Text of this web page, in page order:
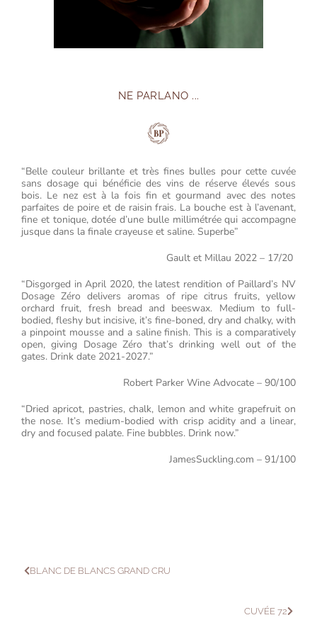
NE PARLANO ...
“Belle couleur brillante et très fines bulles pour cette cuvée
sans dosage qui bénéficie des vins de réserve élevés sous
bois. Le nez est à la fois fin et gourmand avec des notes
parfaites de poire et de raisin frais. La bouche est à l’avenant,
fine et tonique, dotée d’une bulle millimétrée qui accompagne
jusque dans la finale crayeuse et saline. Superbe”
Gault et Millau 2022 – 17/20
“Disgorged in April 2020, the latest rendition of Paillard’s NV
Dosage Zéro delivers aromas of ripe citrus fruits, yellow
orchard fruit, fresh bread and beeswax. Medium to full-
bodied, fleshy but incisive, it’s fine-boned, dry and chalky, with
a pinpoint mousse and a saline finish. This is a comparatively
open, giving Dosage Zéro that’s drinking well out of the
gates. Drink date 2021-2027.”
Robert Parker Wine Advocate – 90/100
“Dried apricot, pastries, chalk, lemon and white grapefruit on
the nose. It’s medium-bodied with crisp acidity and a linear,
dry and focused palate. Fine bubbles. Drink now.”
JamesSuckling.com – 91/100
BLANC DE BLANCS GRAND CRU
CUVÉE 72